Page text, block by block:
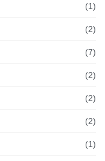
(1)
(2)
(7)
(2)
(2)
(2)
(1)